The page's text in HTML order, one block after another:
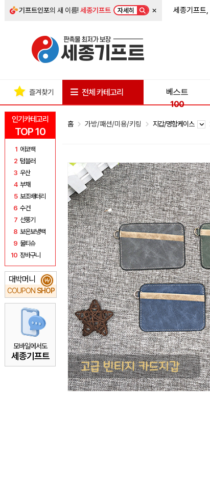
기프트인포의 새 이름!세종기프트 자세히 × 세종기프트,
인기카테고리
TOP 10
1 에코백
2 텀블러
3 우산
4 부채
5 보조배터리
6 수건
7 선풍기
8 보온보냉백
9 물티슈
10 장바구니
대박머니
COUPON SHOP
₩
모바일에서도
세종기프트
즐겨찾기 전체 카테고리
베스트
100
홈 가방/패션/미용/키링 지갑/명함케이스